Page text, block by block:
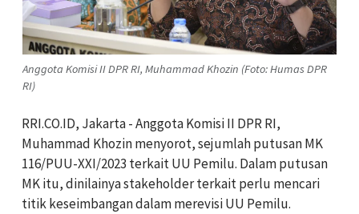
Anggota Komisi II DPR RI, Muhammad Khozin (Foto: Humas DPR
RI)
RRI.CO.ID, Jakarta - Anggota Komisi II DPR RI,
Muhammad Khozin menyorot, sejumlah putusan MK
116/PUU-XXI/2023 terkait UU Pemilu. Dalam putusan
MK itu, dinilainya stakeholder terkait perlu mencari
titik keseimbangan dalam merevisi UU Pemilu.